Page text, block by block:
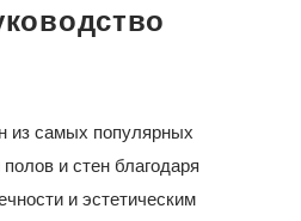
из самых популярных
и стен благодаря
и эстетическим